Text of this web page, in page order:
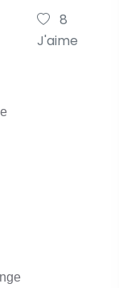
8
J'aime